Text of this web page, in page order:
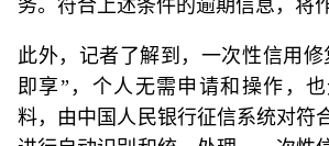
务。符合上述条件的逾期信息，将
此外，记者了解到，一次性信用修
即享”，个人无需申请和操作，
料，由中国人民银行征信系统对符